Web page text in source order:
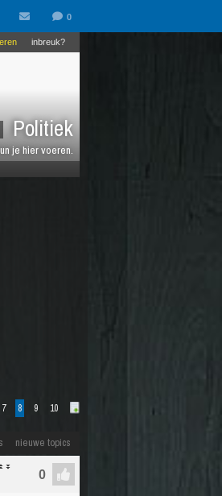
Politiek
je hier voeren.
inbreuk?
7 8 9 10
nieuwe topics